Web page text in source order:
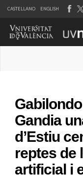
CASTELLANO ENGLISH
Gandia
d’Estiu
reptes de
artificial i